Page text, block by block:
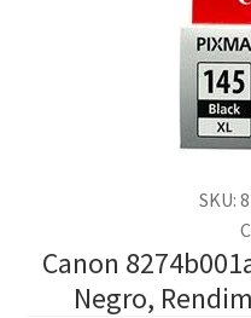
SKU:
Canon
Negro,